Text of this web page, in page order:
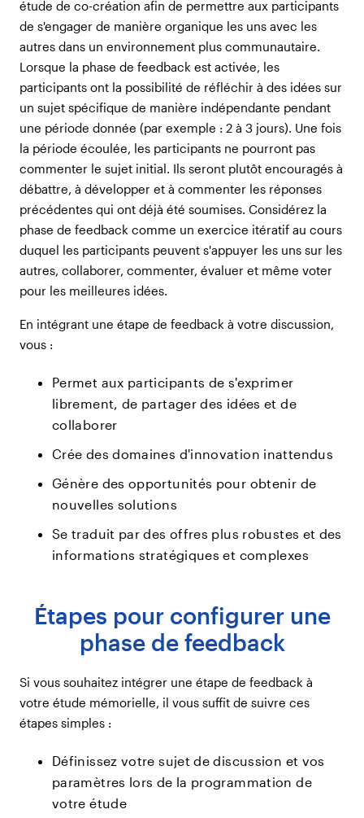
étude de co-création afin de permettre aux participants
de s'engager de manière organique les uns avec les
autres dans un environnement plus communautaire.
Lorsque la phase de feedback est activée, les
participants ont la possibilité de réfléchir à des idées sur
un sujet spécifique de manière indépendante pendant
une période donnée (par exemple : 2 à 3 jours). Une fois
la période écoulée, les participants ne pourront pas
commenter le sujet initial. Ils seront plutôt encouragés à
débattre, à développer et à commenter les réponses
précédentes qui ont déjà été soumises. Considérez la
phase de feedback comme un exercice itératif au cours
duquel les participants peuvent s'appuyer les uns sur les
autres, collaborer, commenter, évaluer et même voter
pour les meilleures idées.
En intégrant une étape de feedback à votre discussion,
vous :
Permet aux participants de s'exprimer
librement, de partager des idées et de
collaborer
Crée des domaines d'innovation inattendus
Génère des opportunités pour obtenir de
nouvelles solutions
Se traduit par des offres plus robustes et des
informations stratégiques et complexes
Étapes pour configurer une
phase de feedback
Si vous souhaitez intégrer une étape de feedback à
votre étude mémorielle, il vous suffit de suivre ces
étapes simples :
Définissez votre sujet de discussion et vos
paramètres lors de la programmation de
votre étude